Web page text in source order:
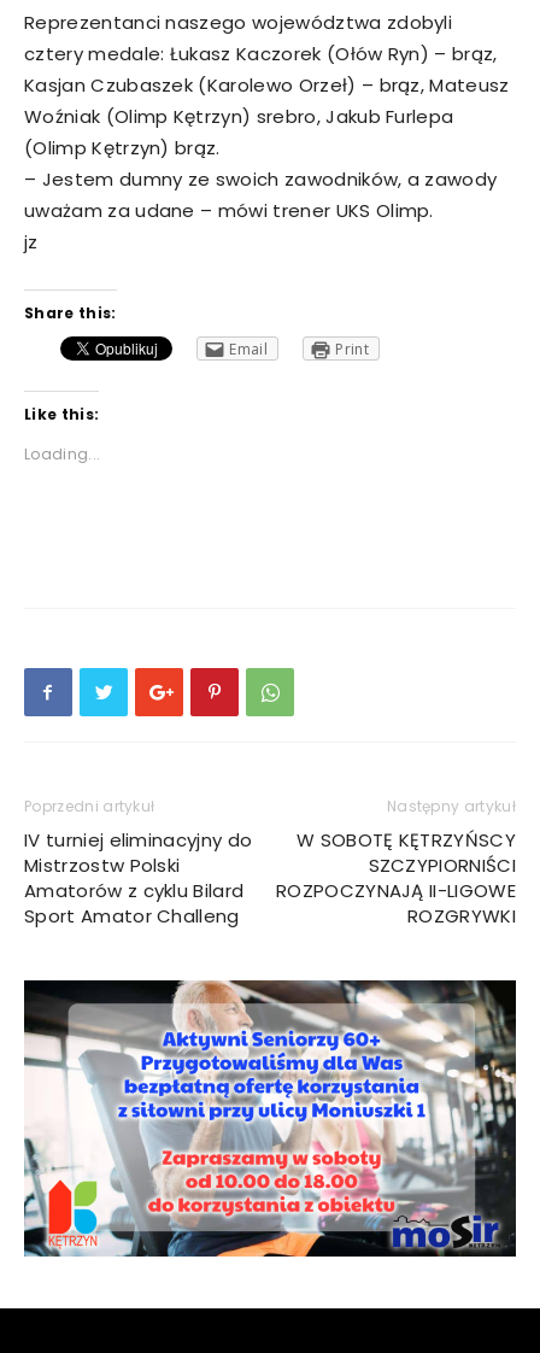
Reprezentanci naszego województwa zdobyli
cztery medale: Łukasz Kaczorek (Ołów Ryn) – brąz,
Kasjan Czubaszek (Karolewo Orzeł) – brąz, Mateusz
Woźniak (Olimp Kętrzyn) srebro, Jakub Furlepa
(Olimp Kętrzyn) brąz.
– Jestem dumny ze swoich zawodników, a zawody
uważam za udane – mówi trener UKS Olimp.
jz
Share this:
Email
Print
Like this:
Loading...
Poprzedni artykuł
IV turniej eliminacyjny do
Mistrzostw Polski
Amatorów z cyklu Bilard
Sport Amator Challeng
Następny artykuł
W SOBOTĘ KĘTRZYŃSCY
SZCZYPIORNIŚCI
ROZPOCZYNAJĄ II-LIGOWE
ROZGRYWKI